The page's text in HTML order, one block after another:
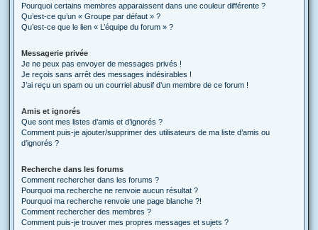
Pourquoi certains membres apparaissent dans une couleur différente ?
Qu’est-ce qu’un « Groupe par défaut » ?
Qu’est-ce que le lien « L’équipe du forum » ?
Messagerie privée
Je ne peux pas envoyer de messages privés !
Je reçois sans arrêt des messages indésirables !
J’ai reçu un spam ou un courriel abusif d’un membre de ce forum !
Amis et ignorés
Que sont mes listes d’amis et d’ignorés ?
Comment puis-je ajouter/supprimer des utilisateurs de ma liste d’amis ou
d’ignorés ?
Recherche dans les forums
Comment rechercher dans les forums ?
Pourquoi ma recherche ne renvoie aucun résultat ?
Pourquoi ma recherche renvoie une page blanche ?!
Comment rechercher des membres ?
Comment puis-je trouver mes propres messages et sujets ?